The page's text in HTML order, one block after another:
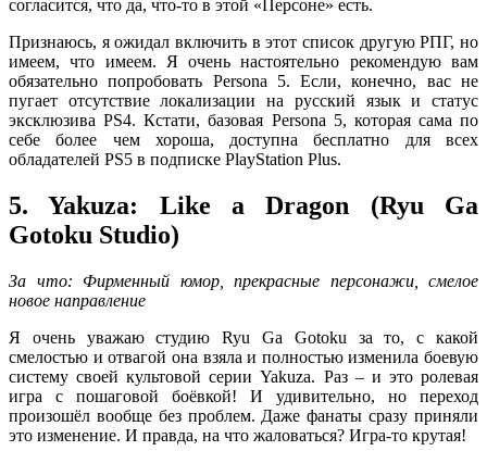
согласится, что да, что-то в этой «Персоне» есть.
Признаюсь, я ожидал включить в этот список другую РПГ, но
имеем, что имеем. Я очень настоятельно рекомендую вам
обязательно попробовать Persona 5. Если, конечно, вас не
пугает отсутствие локализации на русский язык и статус
эксклюзива PS4. Кстати, базовая Persona 5, которая сама по
себе более чем хороша, доступна бесплатно для всех
обладателей PS5 в подписке PlayStation Plus.
5. Yakuza: Like a Dragon (Ryu Ga
Gotoku Studio)
За что: Фирменный юмор, прекрасные персонажи, смелое
новое направление
Я очень уважаю студию Ryu Ga Gotoku за то, с какой
смелостью и отвагой она взяла и полностью изменила боевую
систему своей культовой серии Yakuza. Раз – и это ролевая
игра с пошаговой боёвкой! И удивительно, но переход
произошёл вообще без проблем. Даже фанаты сразу приняли
это изменение. И правда, на что жаловаться? Игра-то крутая!